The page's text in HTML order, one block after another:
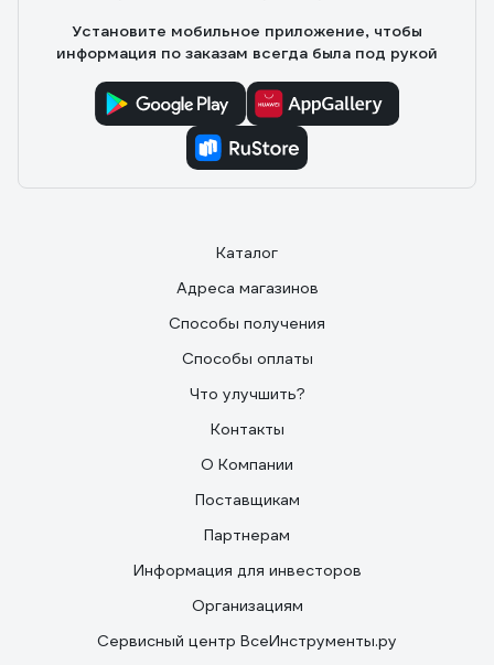
Установите мобильное приложение, чтобы
информация по заказам всегда была под рукой
Каталог
Адреса магазинов
Способы получения
Способы оплаты
Что улучшить?
Контакты
О Компании
Поставщикам
Партнерам
Информация для инвесторов
Организациям
Сервисный центр ВсеИнструменты.ру